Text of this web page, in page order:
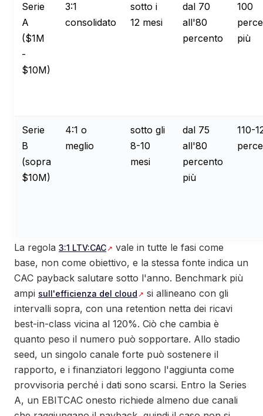
Serie
A
($1M
-
$10M)
3:1
consolidato
sotto i
12 mesi
dal 70
all'80
percento
100
più
Serie
B
(sopra
$10M)
4:1 o
meglio
sotto gli
8-10
mesi
dal 75
all'80
percento
più
110-
La regola 3:1 LTV:CAC
vale in tutte le fasi come
base, non come obiettivo, e la stessa fonte indica un
CAC payback salutare sotto l'anno. Benchmark più
ampi sull'efficienza del cloud
si allineano con gli
intervalli sopra, con una retention netta dei ricavi
best-in-class vicina al 120%. Ciò che cambia è
quanto peso il numero può sopportare. Allo stadio
seed, un singolo canale forte può sostenere il
rapporto, e i finanziatori leggono l'aggiunta come
provvisoria perché i dati sono scarsi. Entro la Series
A, un EBITCAC onesto richiede almeno due canali